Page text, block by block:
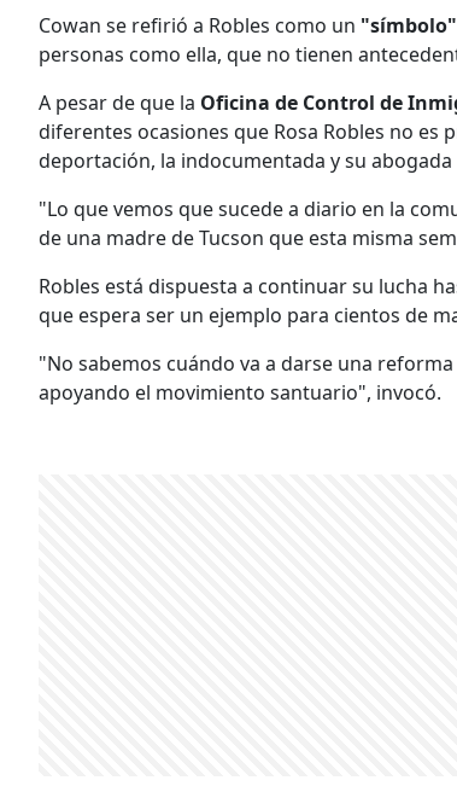
Cowan se refirió a Robles como un
personas como ella, que no tienen
A pesar de que la Oficina de Control de
diferentes ocasiones que Rosa Robles no
deportación, la indocumentada y su
"Lo que vemos que sucede a diario en la
de una madre de Tucson que esta misma
Robles está dispuesta a continuar su lucha
que espera ser un ejemplo para cientos de
"No sabemos cuándo va a darse una
apoyando el movimiento santuario", invocó.